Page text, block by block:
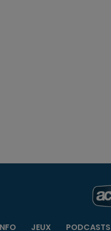
JEUX PODCASTS